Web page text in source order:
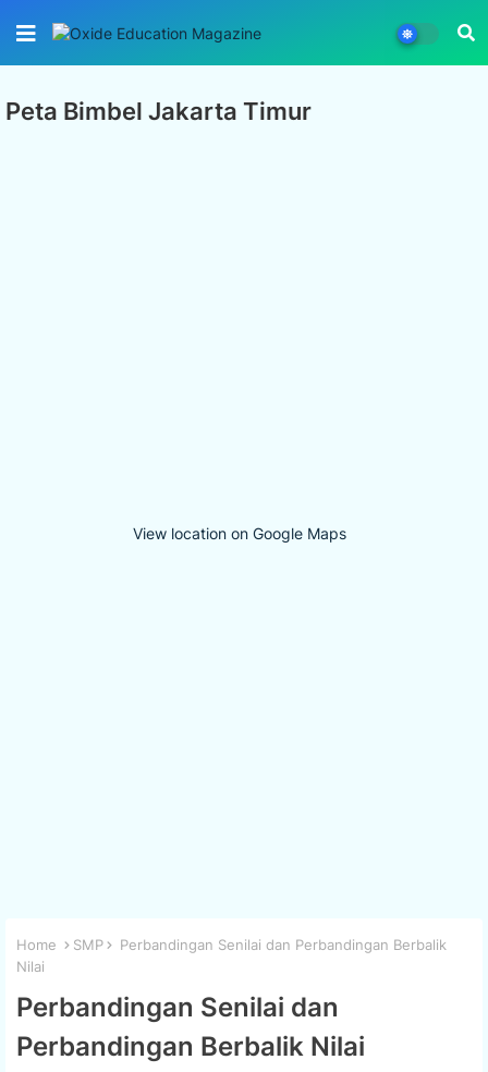
Peta Bimbel Jakarta Timur
View location on Google Maps
Home SMP
Perbandingan Senilai dan Perbandingan Berbalik
Nilai
Perbandingan Senilai dan
Perbandingan Berbalik Nilai